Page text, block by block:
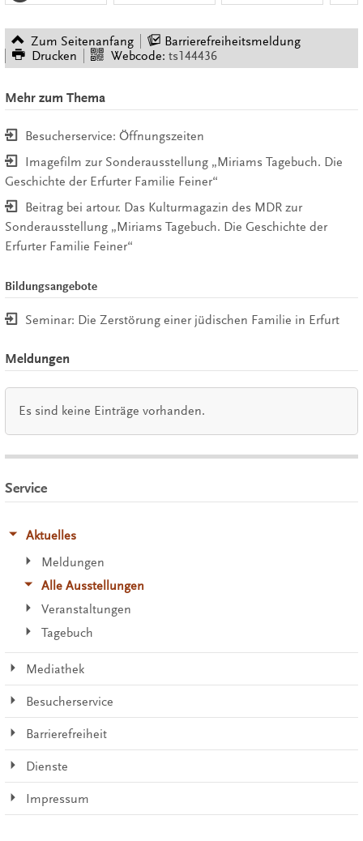
Zum Seitenanfang
Barrierefreiheitsmeldung
Drucken
Webcode: ts144436
Mehr zum Thema
Besucherservice: Öffnungszeiten
Imagefilm zur Sonderausstellung „Miriams Tagebuch. Die
Geschichte der Erfurter Familie Feiner“
Beitrag bei artour. Das Kulturmagazin des MDR zur
Sonderausstellung „Miriams Tagebuch. Die Geschichte der
Erfurter Familie Feiner“
Bildungsangebote
Seminar: Die Zerstörung einer jüdischen Familie in Erfurt
Meldungen
Es sind keine Einträge vorhanden.
Service
Aktuelles
Meldungen
Alle Ausstellungen
Veranstaltungen
Tagebuch
Mediathek
Besucherservice
Barrierefreiheit
Dienste
Impressum